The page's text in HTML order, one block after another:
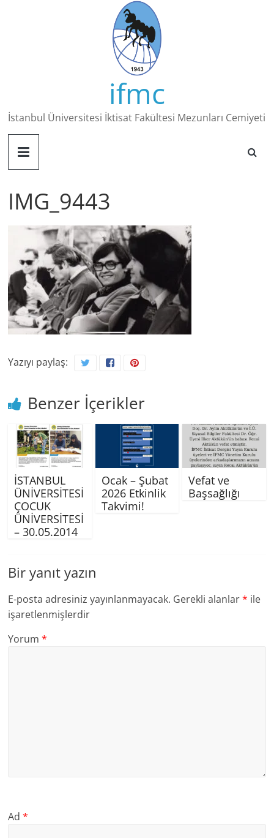
ifmc
İstanbul Üniversitesi İktisat Fakültesi Mezunları Cemiyeti
IMG_9443
Yazıyı paylaş:
Benzer İçerikler
İSTANBUL
ÜNİVERSİTESİ
ÇOCUK
ÜNİVERSİTESİ
– 30.05.2014
Ocak – Şubat
2026 Etkinlik
Takvimi!
Vefat ve
Başsağlığı
Bir yanıt yazın
E-posta adresiniz yayınlanmayacak. Gerekli alanlar* ile
işaretlenmişlerdir
Yorum*
Ad*